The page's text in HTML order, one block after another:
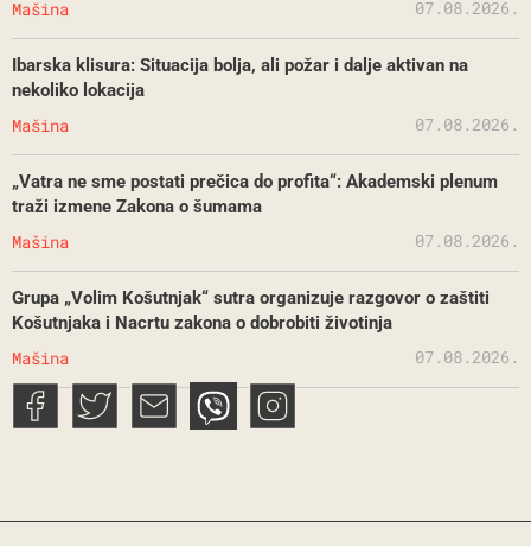
Mašina 07.08.2026.
Ibarska klisura: Situacija bolja, ali požar i dalje aktivan na
nekoliko lokacija
Mašina 07.08.2026.
„Vatra ne sme postati prečica do profita“: Akademski plenum
traži izmene Zakona o šumama
Mašina 07.08.2026.
Grupa „Volim Košutnjak“ sutra organizuje razgovor o zaštiti
Košutnjaka i Nacrtu zakona o dobrobiti životinja
Mašina 07.08.2026.